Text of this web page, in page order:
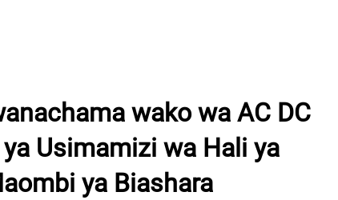
wako wa AC DC
Usimamizi wa Hali ya
ya Biashara